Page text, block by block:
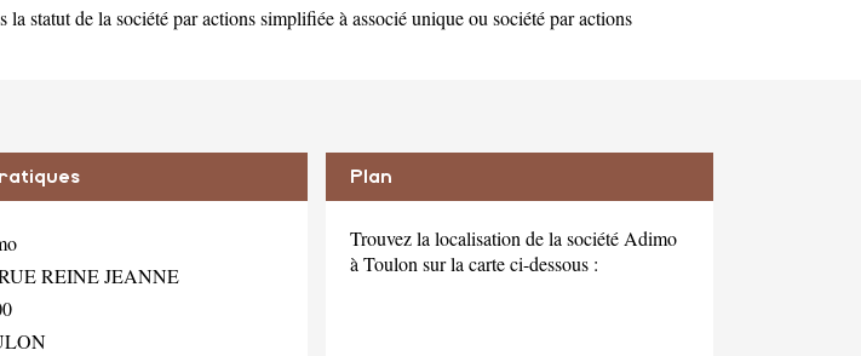
statut de la société par actions simplifiée à associé unique ou société par actions
REINE JEANNE
Plan
Trouvez la localisation de la société Adimo
à Toulon sur la carte ci-dessous :